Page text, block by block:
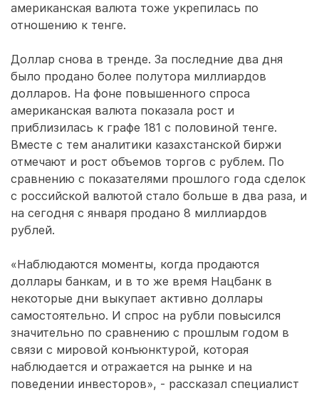
американская валюта тоже укрепилась по
отношению к тенге.
Доллар снова в тренде. За последние два дня
было продано более полутора миллиардов
долларов. На фоне повышенного спроса
американская валюта показала рост и
приблизилась к графе 181 с половиной тенге.
Вместе с тем аналитики казахстанской биржи
отмечают и рост объемов торгов с рублем. По
сравнению с показателями прошлого года сделок
с российской валютой стало больше в два раза, и
на сегодня с января продано 8 миллиардов
рублей.
«Наблюдаются моменты, когда продаются
доллары банкам, и в то же время Нацбанк в
некоторые дни выкупает активно доллары
самостоятельно. И спрос на рубли повысился
значительно по сравнению с прошлым годом в
связи с мировой конъюнктурой, которая
наблюдается и отражается на рынке и на
поведении инвесторов», - рассказал специалист